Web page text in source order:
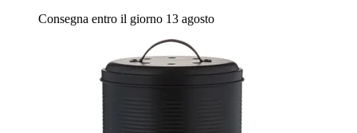
Consegna entro il giorno 13 agosto